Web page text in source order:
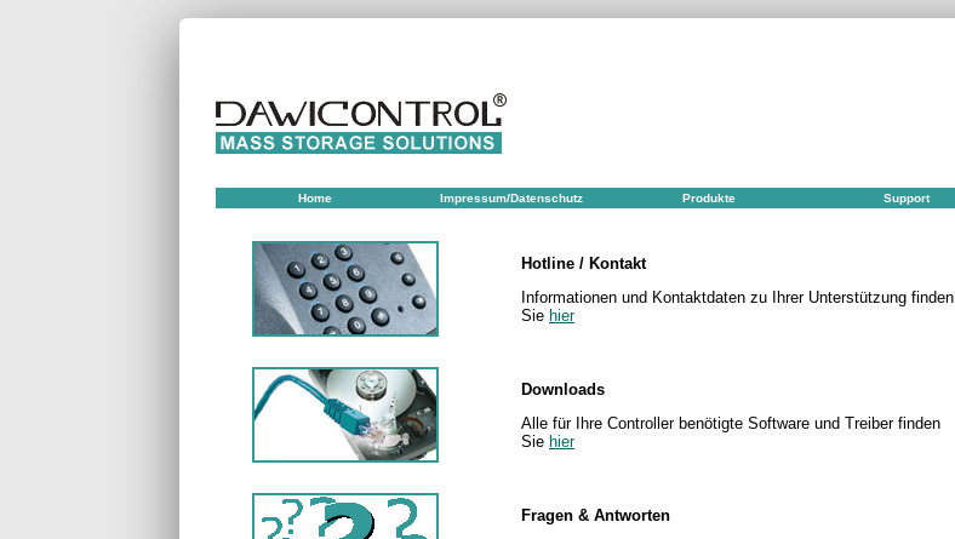
Home Impressum/Datenschutz Produkte Support
Hotline / Kontakt
Informationen und Kontaktdaten zu Ihrer Unterstützung finden
Sie hier
Downloads
Alle für Ihre Controller benötigte Software und Treiber finden
Sie hier
Fragen & Antworten